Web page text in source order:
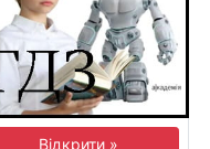
Відкрити »